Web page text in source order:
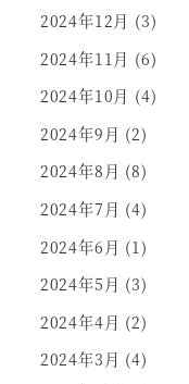
2024年12月 (3)
2024年11月 (6)
2024年10月 (4)
2024年9月 (2)
2024年8月 (8)
2024年7月 (4)
2024年6月 (1)
2024年5月 (3)
2024年4月 (2)
2024年3月 (4)